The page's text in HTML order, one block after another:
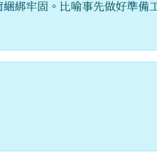
綁牢固。比喻事先做好準備